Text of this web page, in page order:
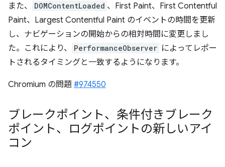
また、 DOMContentLoaded 、First Paint、First Contentful
Paint、Largest Contentful Paint のイベントの時間を更新
し、ナビゲーションの開始からの相対時間に変更しまし
た。これにより、
PerformanceObserver によってレポー
トされるタイミングと一致するようになります。
Chromium の問題 #974550
ブレークポイント、条件付きブレーク
ポイント、ログポイントの新しいアイ
コン